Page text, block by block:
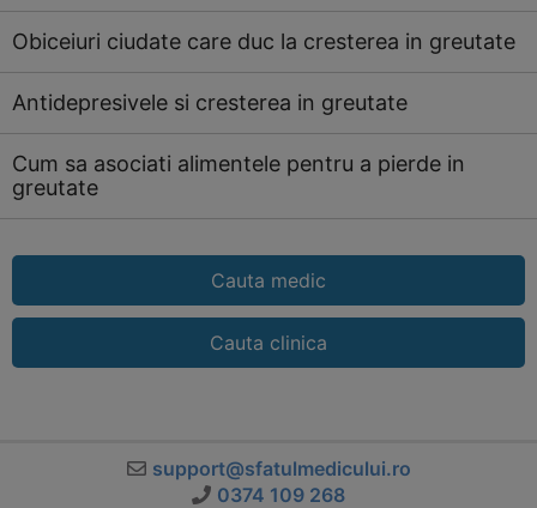
Obiceiuri ciudate care duc la cresterea in greutate
Antidepresivele si cresterea in greutate
Cum sa asociati alimentele pentru a pierde in
greutate
Cauta medic
Cauta clinica
support@sfatulmedicului.ro
0374 109 268